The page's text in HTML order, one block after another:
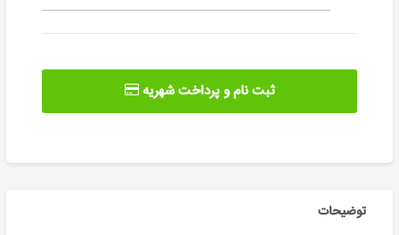
ثبت نام و پرداخت شهریه
توضیحات